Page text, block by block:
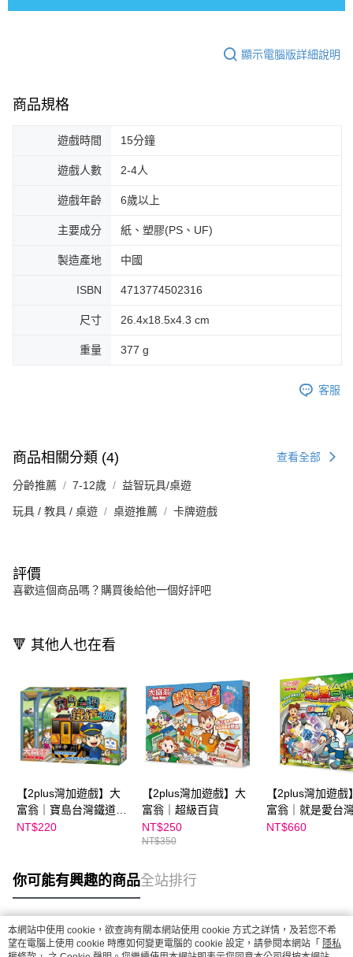
顯示電腦版詳細說明
商品規格
遊戲時間 15分鐘
遊戲人數 2-4人
遊戲年齡 6歲以上
主要成分 紙、塑膠(PS、UF)
製造產地 中國
ISBN 4713774502316
尺寸 26.4x18.5x4.3 cm
重量 377 g
客服
商品相關分類 (4) 查看全部
分齡推薦 7-12歲 益智玩具/桌遊
玩具 / 教具 / 桌遊 桌遊推薦 卡牌遊戲
評價
喜歡這個商品嗎？購買後給他一個好評吧
🔻 其他人也在看
【2plus灣加遊戲】大
富翁｜寶島台灣鐵道之
旅
NT$220
【2plus灣加遊戲】大
富翁｜超級百貨
NT$250
NT$350
【2plus灣加遊戲
富翁｜就是愛台
NT$660
你可能有興趣的商品全站排行
熱門標籤
本網站中使用 cookie，欲查詢有關本網站使用 cookie 方式之詳情，及若您不希
望在電腦上使用 cookie 時應如何變更電腦的 cookie 設定，請參閱本網站「 隱私